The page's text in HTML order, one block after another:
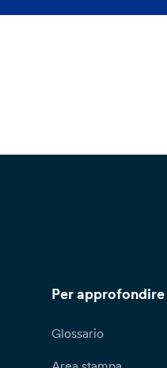
Per approfondire
Glossario